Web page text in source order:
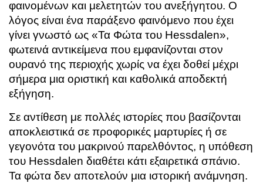
φαινομένων και μελετητών του ανεξήγητου. Ο
λόγος είναι ένα παράξενο φαινόμενο που έχει
γίνει γνωστό ως «Τα Φώτα του Hessdalen»,
φωτεινά αντικείμενα που εμφανίζονται στον
ουρανό της περιοχής χωρίς να έχει δοθεί μέχρι
σήμερα μια οριστική και καθολικά αποδεκτή
εξήγηση.
Σε αντίθεση με πολλές ιστορίες που βασίζονται
αποκλειστικά σε προφορικές μαρτυρίες ή σε
γεγονότα του μακρινού παρελθόντος, η υπόθεση
του Hessdalen διαθέτει κάτι εξαιρετικά σπάνιο.
Τα φώτα δεν αποτελούν μια ιστορική ανάμνηση.